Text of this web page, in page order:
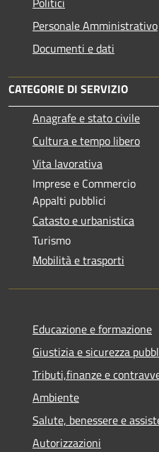
Personale Amministrativo
Documenti e dati
CATEGORIE DI SERVIZIO
Anagrafe e stato civile
Cultura e tempo libero
Vita lavorativa
Imprese e Commercio
Appalti pubblici
Catasto e urbanistica
Turismo
Mobilità e trasporti
Educazione e formazione
Giustizia e sicurezza
Tributi,finanze e
Ambiente
Salute, benessere e
Autorizzazioni